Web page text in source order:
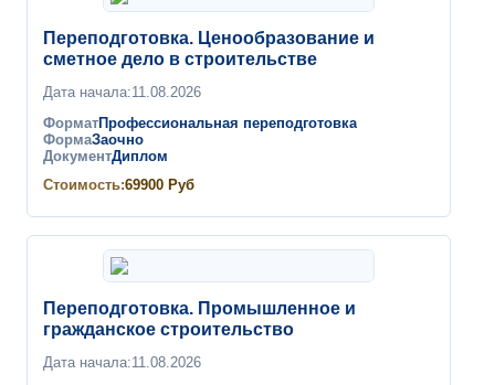
Переподготовка. Ценообразование и
сметное дело в строительстве
Дата начала:11.08.2026
ФорматПрофессиональная переподготовка
ФормаЗаочно
ДокументДиплом
Стоимость:69900 Руб
Переподготовка. Промышленное и
гражданское строительство
Дата начала:11.08.2026